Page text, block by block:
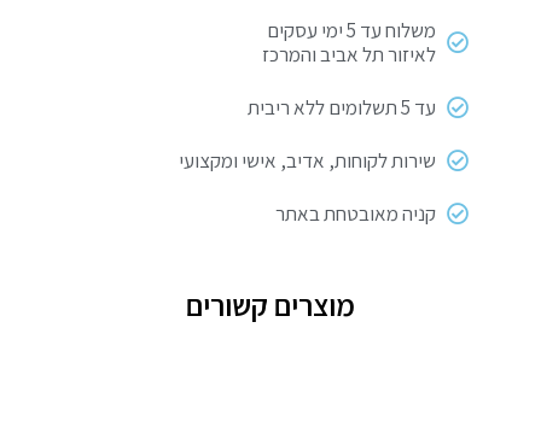
משלוח עד 5 ימי עסקים
לאיזור תל אביב והמרכז
עד 5 תשלומים ללא ריבית
שירות לקוחות, אדיב, אישי ומקצועי
קניה מאובטחת באתר
מוצרים קשורים